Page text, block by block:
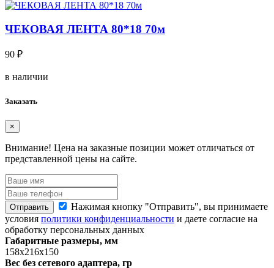
ЧЕКОВАЯ ЛЕНТА 80*18 70м
90 ₽
в наличии
Заказать
×
Внимание! Цена на заказные позиции может отличаться от
представленной цены на сайте.
Отправить
Нажимая кнопку "Отправить", вы принимаете
условия политики конфиденциальности и даете согласие на
обработку персональных данных
Габаритные размеры, мм
158х216х150
Вес без сетевого адаптера, гр